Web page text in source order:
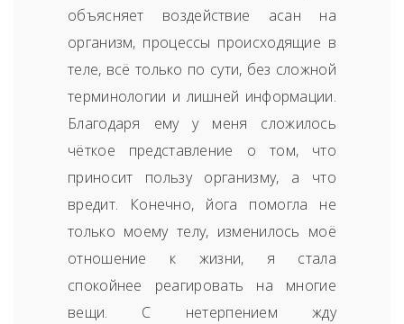
объясняет воздействие асан на
организм, процессы происходящие в
теле, всё только по сути, без сложной
терминологии и лишней информации.
Благодаря ему у меня сложилось
чёткое представление о том, что
приносит пользу организму, а что
вредит. Конечно, йога помогла не
только моему телу, изменилось моё
отношение к жизни, я стала
спокойнее реагировать на многие
вещи. С нетерпением жду